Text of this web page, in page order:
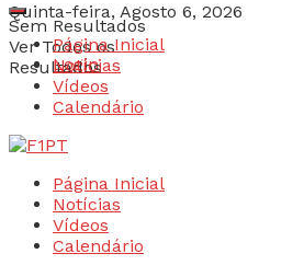
Quinta-feira, Agosto 6, 2026
Login
Sem Resultados
Ver Todos os
Resultados
Página Inicial
Notícias
Vídeos
Calendário
Página Inicial
Notícias
Vídeos
Calendário